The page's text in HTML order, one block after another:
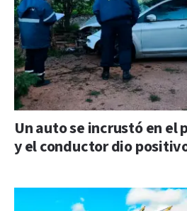
Un auto se incrustó en el
y el conductor dio